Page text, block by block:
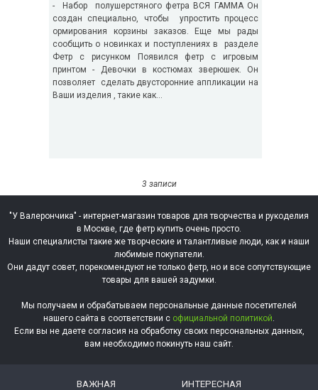
- Набор полушерстяного фетра ВСЯ ГАММА Он
создан специально, чтобы упростить процесс
ормирования корзины заказов. Еще мы рады
сообщить о новинках и поступлениях в разделе
Фетр с рисунком Появился фетр с игровым
принтом - Девочки в костюмах зверюшек. Он
позволяет сделать двусторонние аппликации на
Ваши изделия , такие как...
3 записи
"У Валерончика" - интернет-магазин товаров для творчества и рукоделия
в Москве, где фетр купить очень просто.
Наши специалисты такие же творческие и талантливые люди, как и наши
любимые покупатели.
Они дадут совет, порекомендуют не только фетр, но и все сопутствующие
товары для вашей задумки.
Мы получаем и обрабатываем персональные данные посетителей
нашего сайта в соответствии с официальной политикой.
Если вы не даете согласия на обработку своих персональных данных,
вам необходимо покинуть наш сайт.
ВАЖНАЯ
ИНТЕРЕСНАЯ